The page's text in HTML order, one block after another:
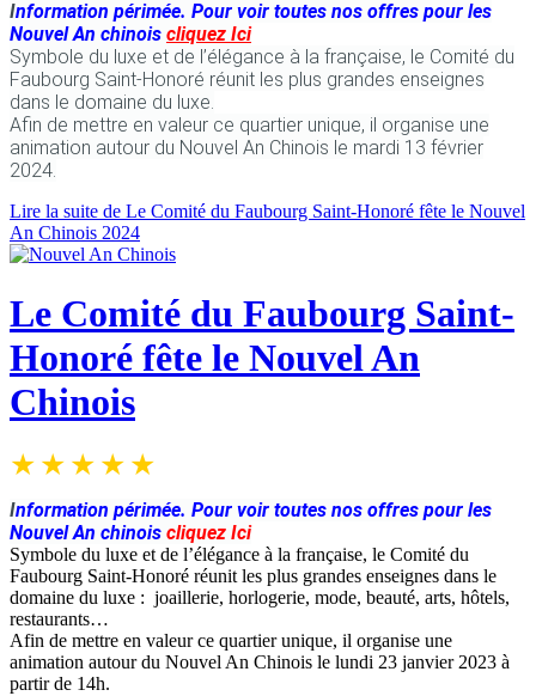
Information périmée. Pour voir toutes nos offres pour les
Nouvel An chinois cliquez Ici
Symbole du luxe et de l’élégance à la française, le Comité du
Faubourg Saint-Honoré réunit les plus grandes enseignes
dans le domaine du luxe.
Afin de mettre en valeur ce quartier unique, il organise une
animation autour du Nouvel An Chinois le mardi 13 février
2024.
Lire la suite de Le Comité du Faubourg Saint-Honoré fête le Nouvel
An Chinois 2024
Le Comité du Faubourg Saint-
Honoré fête le Nouvel An
Chinois
Information périmée. Pour voir toutes nos offres pour les
Nouvel An chinois cliquez Ici
Symbole du luxe et de l’élégance à la française, le Comité du
Faubourg Saint-Honoré réunit les plus grandes enseignes dans le
domaine du luxe : joaillerie, horlogerie, mode, beauté, arts, hôtels,
restaurants…
Afin de mettre en valeur ce quartier unique, il organise une
animation autour du Nouvel An Chinois le lundi 23 janvier 2023 à
partir de 14h.